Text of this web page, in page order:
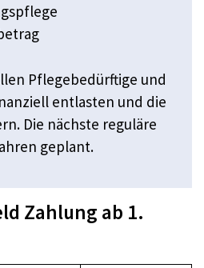
Pflegebedürftige und
entlasten und die
Die nächste reguläre
geplant.
Zahlung ab 1.